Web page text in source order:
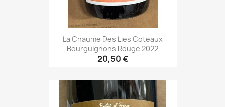
La Chaume Des Lies Coteaux
Bourguignons Rouge 2022
20,50 €